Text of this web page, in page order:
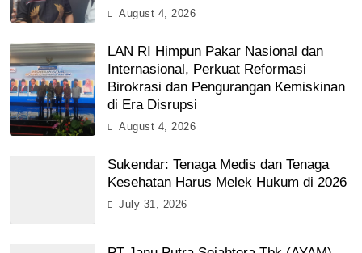
August 4, 2026
LAN RI Himpun Pakar Nasional dan
Internasional, Perkuat Reformasi
Birokrasi dan Pengurangan Kemiskinan
di Era Disrupsi
August 4, 2026
Sukendar: Tenaga Medis dan Tenaga
Kesehatan Harus Melek Hukum di 2026
July 31, 2026